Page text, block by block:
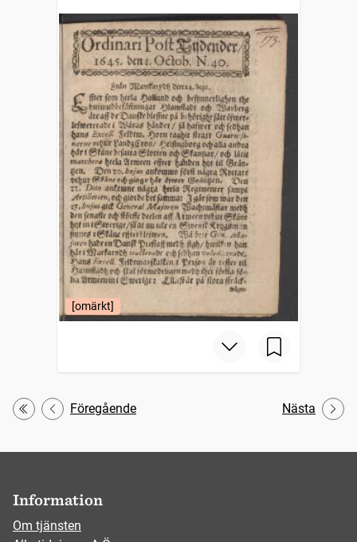
[omärkt]
Första
Föregående Nästa
Information
Om tjänsten